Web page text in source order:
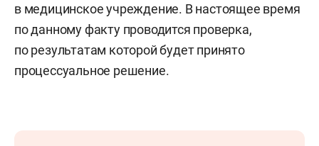
в медицинское учреждение. В настоящее время
по данному факту проводится проверка,
по результатам которой будет принято
процессуальное решение.